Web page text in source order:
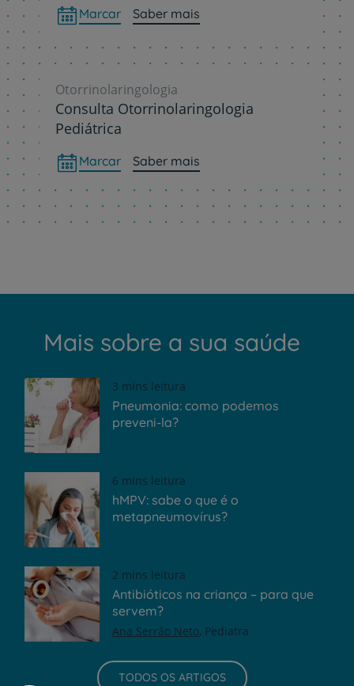
Marcar Saber mais
Otorrinolaringologia
Consulta Otorrinolaringologia
Pediátrica
Marcar Saber mais
Mais sobre a sua saúde
3 mins leitura
Pneumonia: como podemos
preveni-la?
6 mins leitura
hMPV: sabe o que é o
metapneumovírus?
2 mins leitura
Antibióticos na criança – para que
servem?
Ana Serrão Neto Pediatra
TODOS OS ARTIGOS